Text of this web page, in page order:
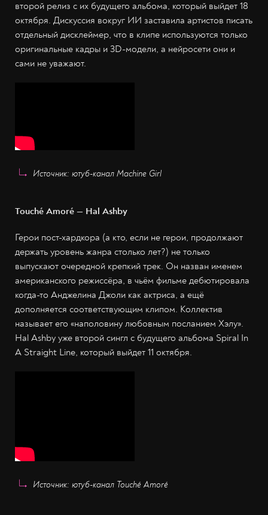
второй релиз с их будущего альбома, который выйдет 18
октября. Дискуссия вокруг ИИ заставила артистов писать
отдельный дисклеймер, что в клипе используются только
оригинальные кадры и 3D-модели, а нейросети они и
сами не уважают.
Источник: ютуб-канал Machine Girl
Touché Amoré — Hal Ashby
Герои пост-хардкора (а кто, если не герои, продолжают
держать уровень жанра столько лет?) не только
выпускают очередной крепкий трек. Он назван именем
американского режиссёра, в чьём фильме дебютировала
когда-то Анджелина Джоли как актриса, а ещё
дополняется соответствующим клипом. Коллектив
называет его «наполовину любовным посланием Хэлу».
Hal Ashby уже второй сингл с будущего альбома Spiral In
A Straight Line, который выйдет 11 октября.
Источник: ютуб-канал Touché Amoré